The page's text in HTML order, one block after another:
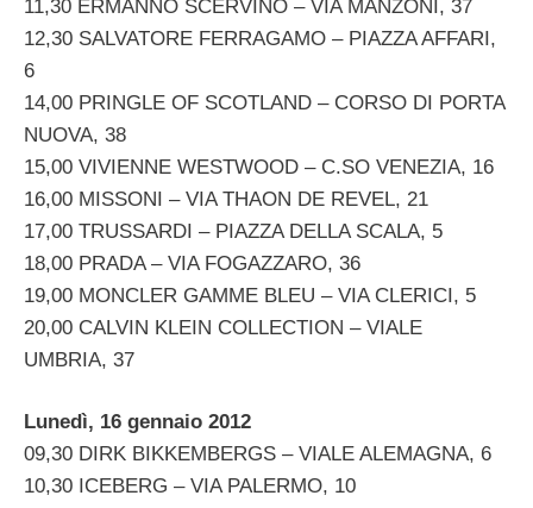
11,30 ERMANNO SCERVINO – VIA MANZONI, 37
12,30 SALVATORE FERRAGAMO – PIAZZA AFFARI,
6
14,00 PRINGLE OF SCOTLAND – CORSO DI PORTA
NUOVA, 38
15,00 VIVIENNE WESTWOOD – C.SO VENEZIA, 16
16,00 MISSONI – VIA THAON DE REVEL, 21
17,00 TRUSSARDI – PIAZZA DELLA SCALA, 5
18,00 PRADA – VIA FOGAZZARO, 36
19,00 MONCLER GAMME BLEU – VIA CLERICI, 5
20,00 CALVIN KLEIN COLLECTION – VIALE
UMBRIA, 37
Lunedì, 16 gennaio 2012
09,30 DIRK BIKKEMBERGS – VIALE ALEMAGNA, 6
10,30 ICEBERG – VIA PALERMO, 10